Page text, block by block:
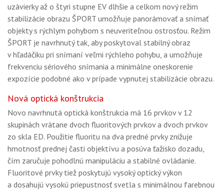
uzávierky až o štyri stupne EV dlhšie a celkom nový režim
stabilizácie obrazu ŠPORT umožňuje panorámovať a snímať
objekty s rýchlym pohybom s neuveriteľnou ostrosťou. Režim
ŠPORT je navrhnutý tak, aby poskytoval stabilný obraz
v hľadáčiku pri snímaní veľmi rýchleho pohybu, a umožňuje
frekvenciu sériového snímania a minimálne oneskorenie
expozície podobné ako v prípade vypnutej stabilizácie obrazu.
Nová optická konštrukcia
Novo navrhnutá optická konštrukcia má 16 prvkov v 12
skupinách vrátane dvoch fluoritových prvkov a dvoch prvkov
zo skla ED. Použitie fluoritu na dva predné prvky znižuje
hmotnosť prednej časti objektívu a posúva ťažisko dozadu,
čím zaručuje pohodlnú manipuláciu a stabilné ovládanie.
Fluoritové prvky tiež poskytujú vysoký optický výkon
a dosahujú vysokú priepustnosť svetla s minimálnou farebnou